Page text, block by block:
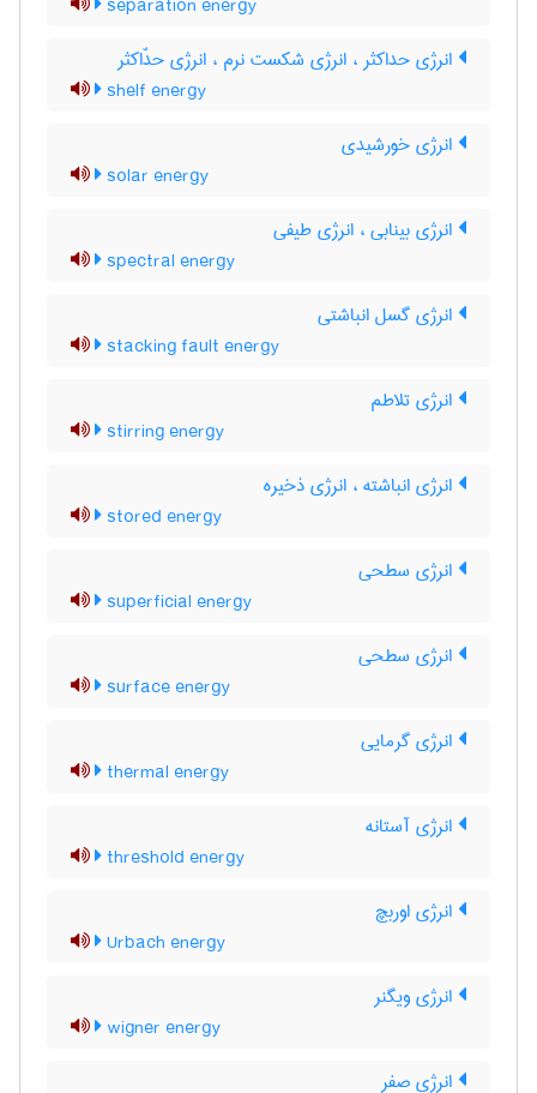
انرژی حداکثر ، انرژی شکست نرم ، انرژی حدّاکثر
shelf energy
انرژی خورشیدی
solar energy
انرژی بینابی ، انرژی طیفی
spectral energy
انرژی گسل انباشتی
stacking fault energy
انرژی تلاطم
stirring energy
انرژی انباشته ، انرژی ذخیره
stored energy
انرژی سطحی
superficial energy
انرژی سطحی
surface energy
انرژی گرمایی
thermal energy
انرژی آستانه
threshold energy
انرژی اوربچ
Urbach energy
انرژی ویگنر
wigner energy
انرژی صفر